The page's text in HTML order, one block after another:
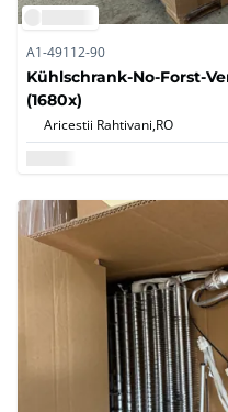
A1-49112-90
Kühlschrank-No-Forst-
(1680x)
Aricestii Rahtivani,RO